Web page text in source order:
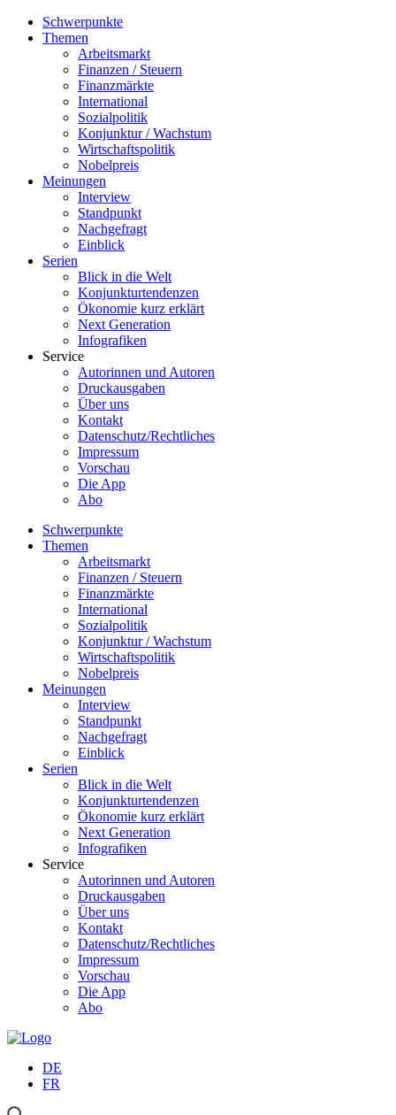
Schwerpunkte
Themen
Arbeitsmarkt
Finanzen / Steuern
Finanzmärkte
International
Sozialpolitik
Konjunktur / Wachstum
Wirtschaftspolitik
Nobelpreis
Meinungen
Interview
Standpunkt
Nachgefragt
Einblick
Serien
Blick in die Welt
Konjunkturtendenzen
Ökonomie kurz erklärt
Next Generation
Infografiken
Service
Autorinnen und Autoren
Druckausgaben
Über uns
Kontakt
Datenschutz/Rechtliches
Impressum
Vorschau
Die App
Abo
Schwerpunkte
Themen
Arbeitsmarkt
Finanzen / Steuern
Finanzmärkte
International
Sozialpolitik
Konjunktur / Wachstum
Wirtschaftspolitik
Nobelpreis
Meinungen
Interview
Standpunkt
Nachgefragt
Einblick
Serien
Blick in die Welt
Konjunkturtendenzen
Ökonomie kurz erklärt
Next Generation
Infografiken
Service
Autorinnen und Autoren
Druckausgaben
Über uns
Kontakt
Datenschutz/Rechtliches
Impressum
Vorschau
Die App
Abo
DE
FR